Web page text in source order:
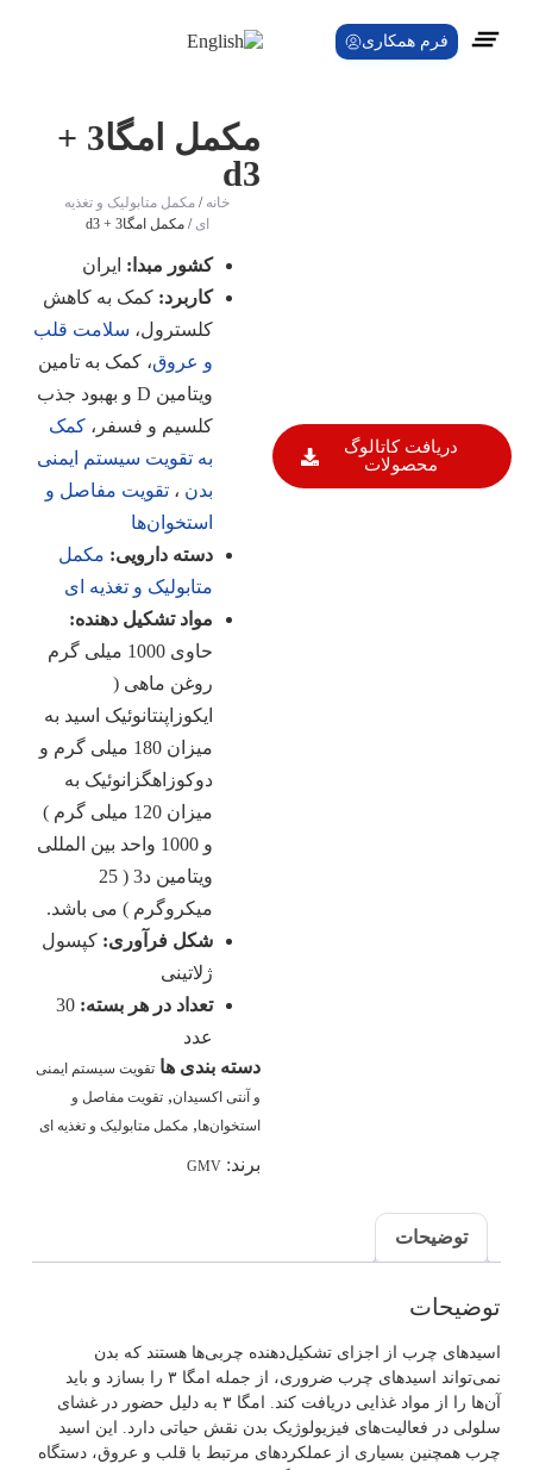
فرم همکاری
دریافت کاتالوگ
محصولات
مکمل امگا3 +
d3
خانه / مکمل متابولیک و تغذیه
ای / مکمل امگا3 + d3
کشور مبدا: ایران
کاربرد: کمک به کاهش
کلسترول، سلامت قلب
و عروق، کمک به تامین
ویتامین D و بهبود جذب
کلسیم و فسفر، کمک
به تقویت سیستم ایمنی
بدن ، تقویت مفاصل و
استخوان‌ها
دسته دارویی: مکمل
متابولیک و تغذیه ای
مواد تشکیل دهنده:
حاوی 1000 میلی گرم
روغن ماهی (
ایکوزاپنتانوئیک اسید به
میزان 180 میلی گرم و
دوکوزاهگزانوئیک به
میزان 120 میلی گرم )
و 1000 واحد بین المللی
ویتامین د3 ( 25
میکروگرم ) می باشد.
شکل فرآوری: کپسول
ژلاتینی
تعداد در هر بسته: 30
عدد
دسته بندی ها تقویت سیستم ایمنی
و آنتی اکسیدان, تقویت مفاصل و
استخوان‌ها, مکمل متابولیک و تغذیه ای
برند: GMV
توضیحات
توضیحات
اسیدهای چرب از اجزای تشکیل‌دهنده چربی‌ها هستند که بدن
نمی‌تواند اسیدهای چرب ضروری، از جمله امگا ۳ را بسازد و باید
آن‌ها را از مواد غذایی دریافت کند. امگا ۳ به دلیل حضور در غشای
سلولی در فعالیت‌های فیزیولوژیک بدن نقش حیاتی دارد. این اسید
چرب همچنین بسیاری از عملکردهای مرتبط با قلب و عروق، دستگاه